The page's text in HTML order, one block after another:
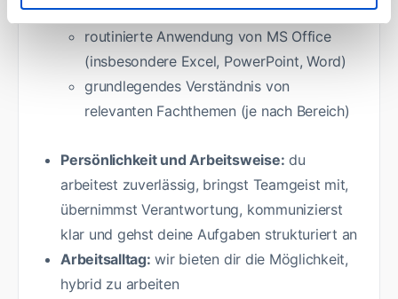
bearbeitung mit Adobe Premiere Pro
routinierte Anwendung von MS Office
(insbesondere Excel, PowerPoint, Word)
grundlegendes Verständnis von
relevanten Fachthemen (je nach Bereich)
Persönlichkeit und Arbeitsweise: du
arbeitest zuverlässig, bringst Teamgeist mit,
übernimmst Verantwortung, kommunizierst
klar und gehst deine Aufgaben strukturiert an
Arbeitsalltag: wir bieten dir die Möglichkeit,
hybrid zu arbeiten